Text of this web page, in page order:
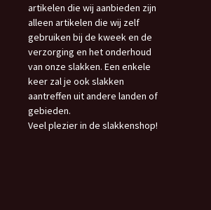
artikelen die wij aanbieden zijn
alleen artikelen die wij zelf
gebruiken bij de kweek en de
verzorging en het onderhoud
van onze slakken. Een enkele
keer zal je ook slakken
aantreffen uit andere landen of
gebieden.
Veel plezier in de slakkenshop!